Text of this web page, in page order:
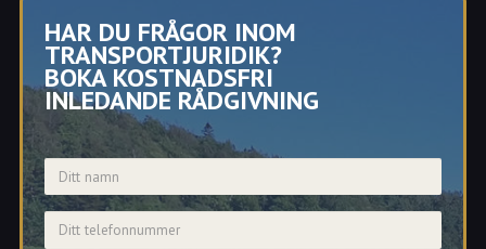
HAR DU FRÅGOR INOM
TRANSPORTJURIDIK?
BOKA KOSTNADSFRI
INLEDANDE RÅDGIVNING
Namn
Telefonnummer